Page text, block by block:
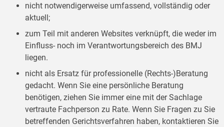
nicht notwendigerweise umfassend, vollständig oder
aktuell;
zum Teil mit anderen Websites verknüpft, die weder im
Einfluss- noch im Verantwortungsbereich des BMJ
liegen.
nicht als Ersatz für professionelle (Rechts-)Beratung
gedacht. Wenn Sie eine persönliche Beratung
benötigen, ziehen Sie immer eine mit der Sachlage
vertraute Fachperson zu Rate. Wenn Sie Fragen zu Sie
betreffenden Gerichtsverfahren haben, kontaktieren Sie